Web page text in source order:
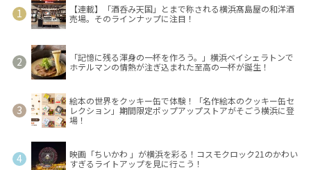
【連載】「酒呑み天国」とまで称される横浜髙島屋の和洋酒
売場。そのラインナップに注目！
「記憶に残る渾身の一杯を作ろう。」横浜ベイシェラトンで
ホテルマンの情熱が注ぎ込まれた至高の一杯が誕生！
絵本の世界をクッキー缶で体験！「名作絵本のクッキー缶セ
レクション」期間限定ポップアップストアがそごう横浜に登
場！
映画「ちいかわ 」が横浜を彩る！コスモクロック21のかわい
すぎるライトアップを見に行こう！